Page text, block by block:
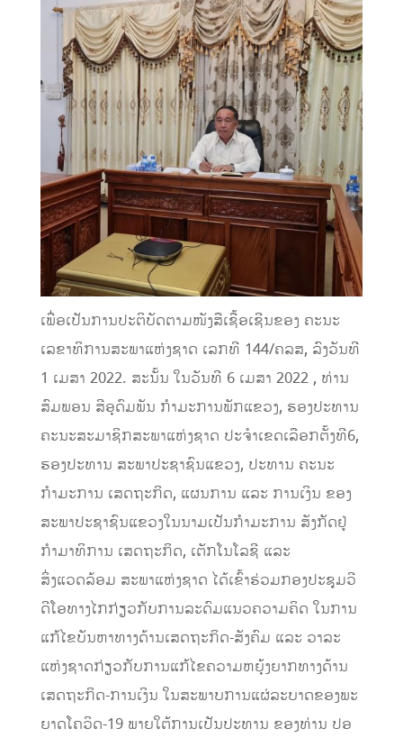
ເພື່ອເປັນການປະຕິບັດຕາມໜັງສືເຊື້ອເຊີນຂອງ ຄະນະ
ເລຂາທິການສະພາແຫ່ງຊາດ ເລກທີ 144/ຄລສ, ລົງວັນທີ
1 ເມສາ 2022. ສະນັ້ນ ໃນວັນທີ 6 ເມສາ 2022 , ທ່ານ
ສົມພອນ ສີອຸດົມພັນ ກໍາມະການພັກແຂວງ, ຮອງປະທານ
ຄະນະສະມາຊິກສະພາແຫ່ງຊາດ ປະຈຳເຂດເລືອກຕັ້ງທີ6,
ຮອງປະທານ ສະພາປະຊາຊົນແຂວງ, ປະທານ ຄະນະ
ກຳມະການ ເສດຖະກິດ, ແຜນການ ແລະ ການເງິນ ຂອງ
ສະພາປະຊາຊົນແຂວງໃນນາມເປັນກຳມະການ ສັງກັດຢູ່
ກຳມາທິການ ເສດຖະກິດ, ເຕັກໂນໂລຊີ ແລະ
ສິ່ງແວດລ້ອມ ສະພາແຫ່ງຊາດ ໄດ້ເຂົ້າຮ່ວມກອງປະຊຸມວີ
ດີໂອທາງໄກກ່ຽວກັບການລະດົມແນວຄວາມຄິດ ໃນການ
ແກ້ໄຂບັນຫາທາງດ້ານເສດຖະກິດ-ສັງຄົມ ແລະ ວາລະ
ແຫ່ງຊາດກ່ຽວກັບການແກ້ໄຂຄວາມຫຍຸ້ງຍາກທາງດ້ານ
ເສດຖະກິດ-ການເງິນ ໃນສະພາບການແຜ່ລະບາດຂອງພະ
ຍາດໂຄວິດ-19 ພາຍໃຕ້ການເປັນປະທານ ຂອງທ່ານ ປອ